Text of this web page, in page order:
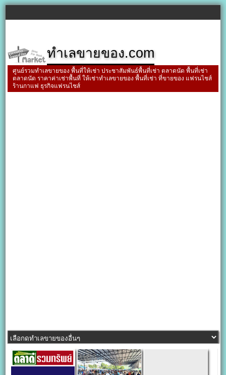
ทำเลขายของ.com
ศูนย์รวมทำเลขายของ พื้นที่ให้เช่า ประชาสัมพันธ์พื้นที่เช่า ตลาดนัด พื้นที่เช่า
ตลาดนัด ราคาค่าเช่าพื้นที่ ให้เช่าทำเลขายของ พื้นที่เช่า ที่ขายของ แฟรนไชส์
ร้านกาแฟ ธุรกิจแฟรนไชส์